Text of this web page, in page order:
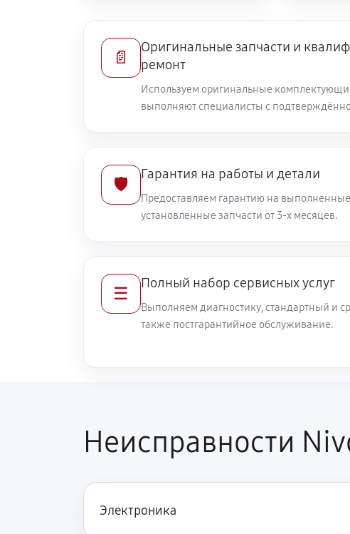
📄
Оригинальные запчасти и
ремонт
Используем оригинальные
выполняют специалисты с
🛡️
Гарантия на работы и детали
Предоставляем гарантию на
установленные запчасти от 3-х месяцев.
☰
Полный набор сервисных услуг
Выполняем диагностику, стандартный и
также постгарантийное обслуживание.
Неисправности
Электроника